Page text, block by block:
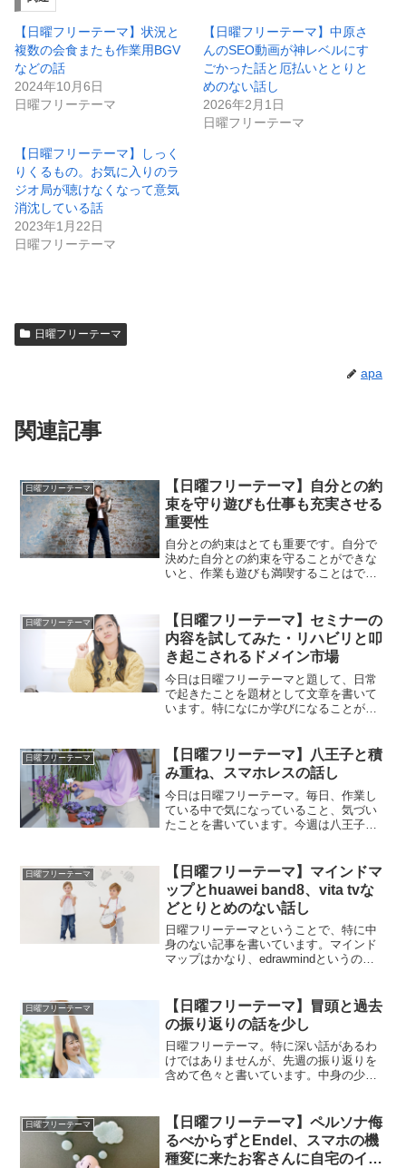
【日曜フリーテーマ】状況と
複数の会食またも作業用BGV
などの話
2024年10月6日
日曜フリーテーマ
【日曜フリーテーマ】中原さ
んのSEO動画が神レベルにす
ごかった話と厄払いととりと
めのない話し
2026年2月1日
日曜フリーテーマ
【日曜フリーテーマ】しっく
りくるもの。お気に入りのラ
ジオ局が聴けなくなって意気
消沈している話
2023年1月22日
日曜フリーテーマ
日曜フリーテーマ
apa
関連記事
日曜フリーテーマ
【日曜フリーテーマ】自分との約
束を守り遊びも仕事も充実させる
重要性
自分との約束はとても重要です。自分で
決めた自分との約束を守ることができな
いと、作業も遊びも満喫することはでき
も重要です。
日曜フリーテーマ
【日曜フリーテーマ】セミナーの
内容を試してみた・リハビリと叩
き起こされるドメイン市場
今日は日曜フリーテーマと題して、日常
で起きたことを題材として文章を書いて
います。特になにか学びになることがあ
日曜フリーテーマ
【日曜フリーテーマ】八王子と積
み重ね、スマホレスの話し
今日は日曜フリーテーマ。毎日、作業し
ている中で気になっていること、気づい
たことを書いています。今週は八王子に
日曜フリーテーマ
【日曜フリーテーマ】マインドマ
ップとhuawei band8、vita tvな
どとりとめのない話し
日曜フリーテーマということで、特に中
身のない記事を書いています。マインド
マップはかなり、edrawmindというのが
書き綴っています。
日曜フリーテーマ
【日曜フリーテーマ】冒頭と過去
の振り返りの話を少し
日曜フリーテーマ。特に深い話があるわ
けではありませんが、先週の振り返りを
含めて色々と書いています。中身の少な
日曜フリーテーマ
【日曜フリーテーマ】ペルソナ侮
るべからずとEndel、スマホの機
種変に来たお客さんに自宅のイン